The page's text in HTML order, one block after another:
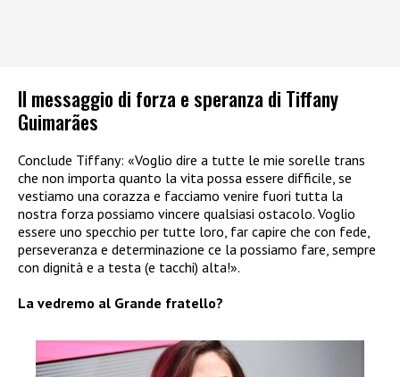
Il messaggio di forza e speranza di Tiffany
Guimarães
Conclude Tiffany: «Voglio dire a tutte le mie sorelle trans
che non importa quanto la vita possa essere difficile, se
vestiamo una corazza e facciamo venire fuori tutta la
nostra forza possiamo vincere qualsiasi ostacolo. Voglio
essere uno specchio per tutte loro, far capire che con fede,
perseveranza e determinazione ce la possiamo fare, sempre
con dignità e a testa (e tacchi) alta!».
La vedremo al Grande fratello?